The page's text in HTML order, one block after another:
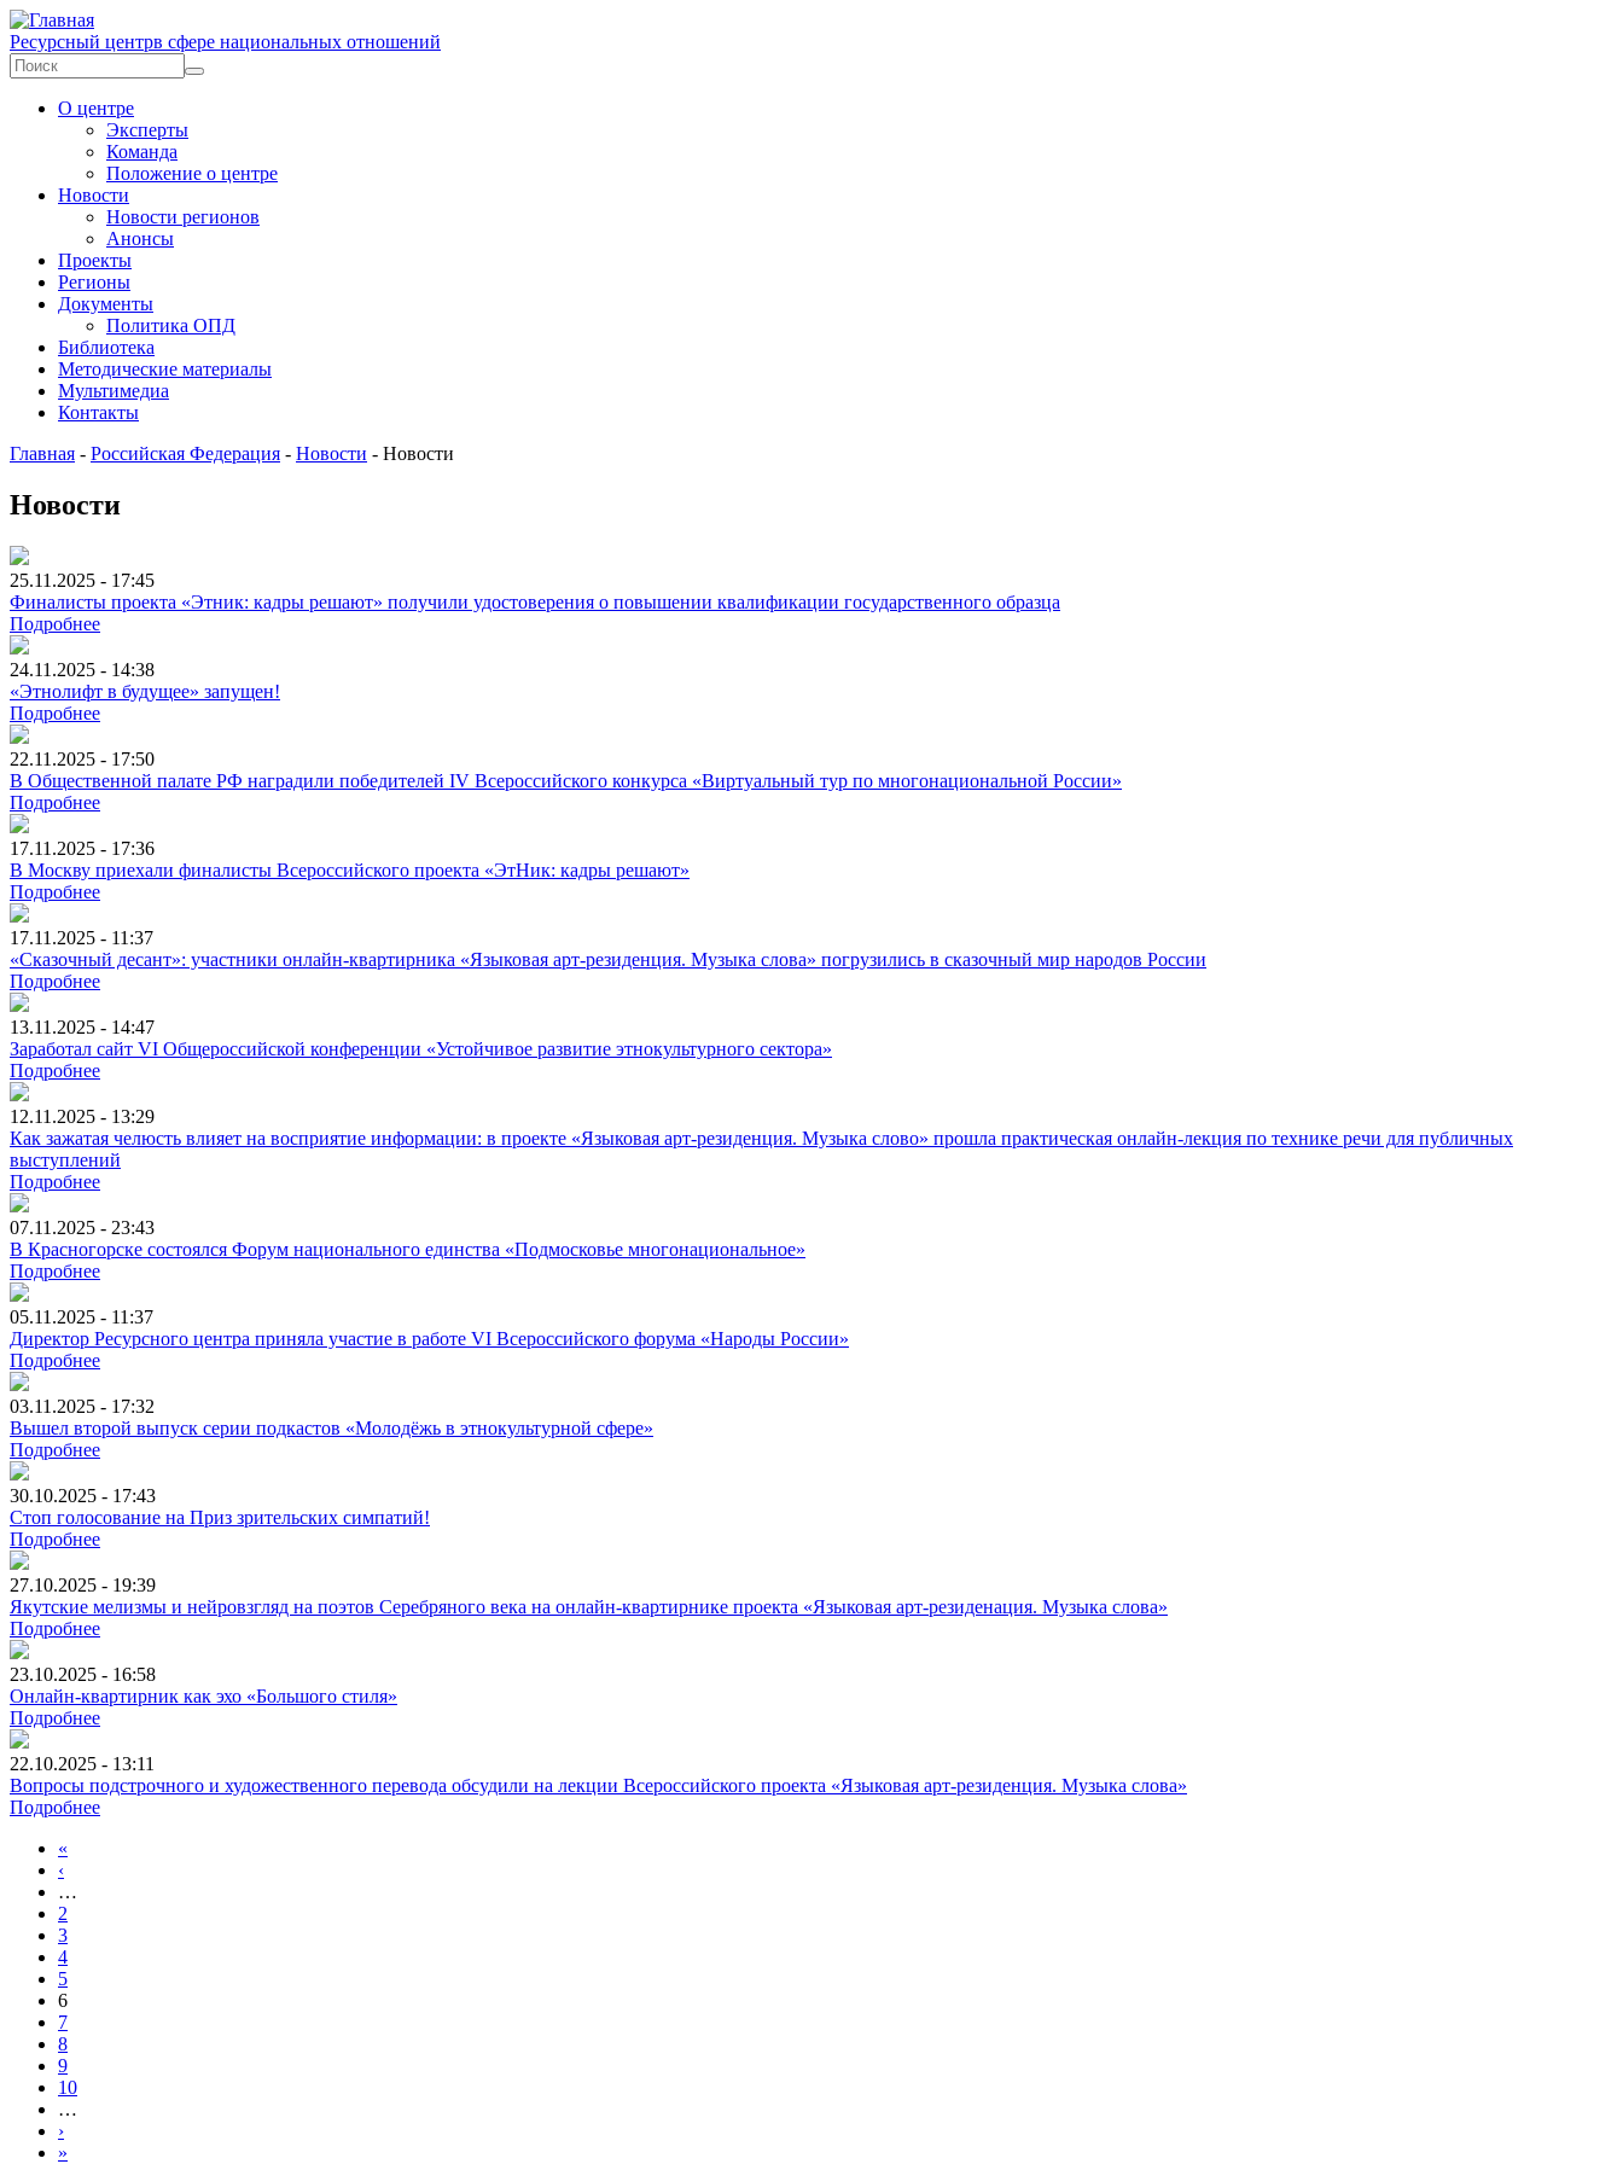
Перейти к основному содержанию
Ресурсный центрв сфере национальных отношений
О центре
Эксперты
Команда
Положение о центре
Новости
Новости регионов
Анонсы
Проекты
Регионы
Документы
Политика ОПД
Библиотека
Методические материалы
Мультимедиа
Контакты
Главная - Российская Федерация - Новости - Новости
Новости
25.11.2025 - 17:45
Финалисты проекта «Этник: кадры решают» получили удостоверения о повышении квалификации государственного образца
Подробнее
24.11.2025 - 14:38
«Этнолифт в будущее» запущен!
Подробнее
22.11.2025 - 17:50
В Общественной палате РФ наградили победителей IV Всероссийского конкурса «Виртуальный тур по многонациональной России»
Подробнее
17.11.2025 - 17:36
В Москву приехали финалисты Всероссийского проекта «ЭтНик: кадры решают»
Подробнее
17.11.2025 - 11:37
«Сказочный десант»: участники онлайн-квартирника «Языковая арт-резиденция. Музыка слова» погрузились в сказочный мир народов России
Подробнее
13.11.2025 - 14:47
Заработал сайт VI Общероссийской конференции «Устойчивое развитие этнокультурного сектора»
Подробнее
12.11.2025 - 13:29
Как зажатая челюсть влияет на восприятие информации: в проекте «Языковая арт-резиденция. Музыка слово» прошла практическая онлайн-лекция по технике речи для публичных
выступлений
Подробнее
07.11.2025 - 23:43
В Красногорске состоялся Форум национального единства «Подмосковье многонациональное»
Подробнее
05.11.2025 - 11:37
Директор Ресурсного центра приняла участие в работе VI Всероссийского форума «Народы России»
Подробнее
03.11.2025 - 17:32
Вышел второй выпуск серии подкастов «Молодёжь в этнокультурной сфере»
Подробнее
30.10.2025 - 17:43
Стоп голосование на Приз зрительских симпатий!
Подробнее
27.10.2025 - 19:39
Якутские мелизмы и нейровзгляд на поэтов Серебряного века на онлайн-квартирнике проекта «Языковая арт-резиденация. Музыка слова»
Подробнее
23.10.2025 - 16:58
Онлайн-квартирник как эхо «Большого стиля»
Подробнее
22.10.2025 - 13:11
Вопросы подстрочного и художественного перевода обсудили на лекции Всероссийского проекта «Языковая арт-резиденция. Музыка слова»
Подробнее
«
‹
…
2
3
4
5
6
7
8
9
10
…
›
»